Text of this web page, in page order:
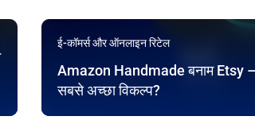
ई-कॉमर्स और ऑनलाइन रिटेल
Amazon Handmade बनाम Etsy
सबसे अच्छा विकल्प?